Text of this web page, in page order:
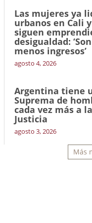
Las mujeres ya
urbanos en Cali
siguen
desigualdad:
menos ingresos’
agosto 4, 2026
Argentina tiene
Suprema de
cada vez más a
Justicia
agosto 3, 2026
Más